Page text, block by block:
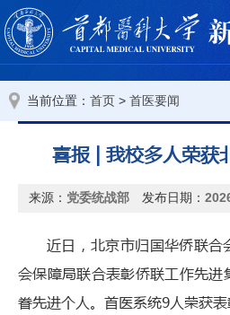
当前位置： 首页 > 首医要闻
喜报 | 我校多人荣获
来源： 党委统战部 发布日期：
近日，北京市归国华侨联合
会保障局联合表彰侨联工作先
眷先进个人。首医系统9人荣获表